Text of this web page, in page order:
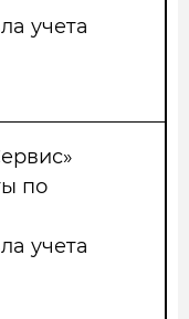
учета
по
учета